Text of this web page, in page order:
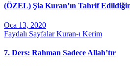
(ÖZEL) Şia Kuran’ın Tahrif
Oca 13, 2020
Faydalı SayfalarKuran-ı Kerim
7. Ders: Rahman Sadece Allah’tır